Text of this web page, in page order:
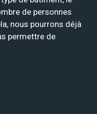
de personnes
nous pourrons déjà
permettre de